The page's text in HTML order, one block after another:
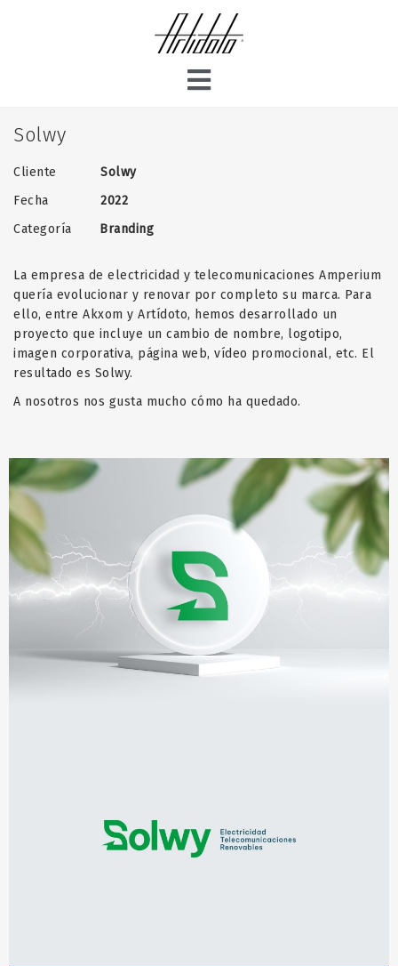
Solwy
Cliente Solwy
Fecha 2022
Categoría Branding
La empresa de electricidad y telecomunicaciones Amperium
quería evolucionar y renovar por completo su marca. Para
ello, entre Akxom y Artídoto, hemos desarrollado un
proyecto que incluye un cambio de nombre, logotipo,
imagen corporativa, página web, vídeo promocional, etc. El
resultado es Solwy.
A nosotros nos gusta mucho cómo ha quedado.